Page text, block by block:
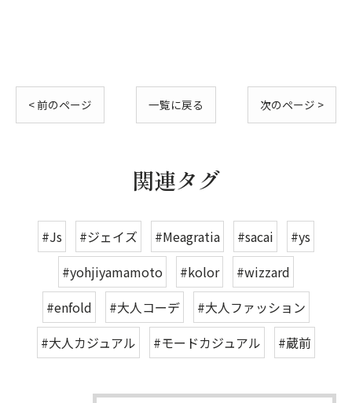
< 前のページ 一覧に戻る 次のページ >
関連タグ
#Js #ジェイズ #Meagratia #sacai
#ys
#yohjiyamamoto
#kolor
#wizzard
#enfold
#大人コーデ
#大人ファッション
#大人カジュアル
#モードカジュアル #蔵前